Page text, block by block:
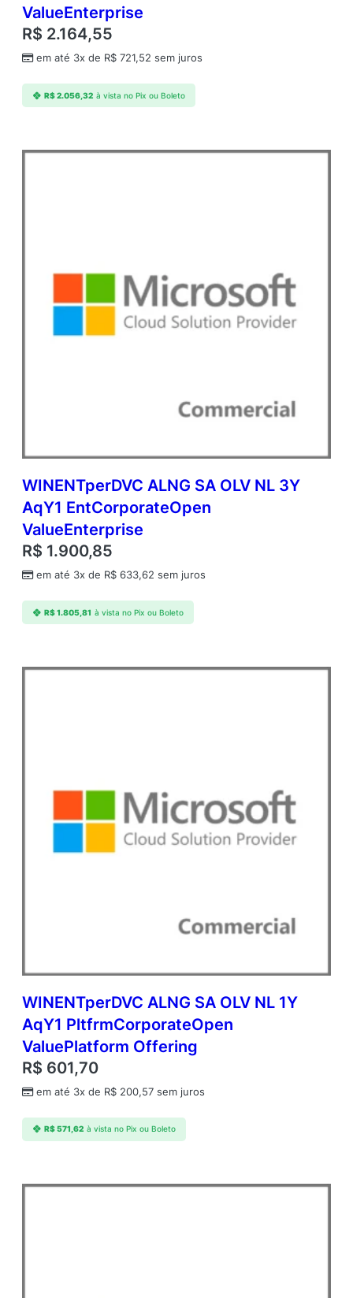
ValueEnterprise
R$ 2.164,55
em até 3x de R$ 721,52 sem juros
R$2.056,32 à vista no Pix ou Boleto
WINENTperDVC ALNG SA OLV NL 3Y
AqY1 EntCorporateOpen
ValueEnterprise
R$ 1.900,85
em até 3x de R$ 633,62 sem juros
R$1.805,81 à vista no Pix ou Boleto
WINENTperDVC ALNG SA OLV NL 1Y
AqY1 PltfrmCorporateOpen
ValuePlatform Offering
R$ 601,70
em até 3x de R$ 200,57 sem juros
R$571,62 à vista no Pix ou Boleto